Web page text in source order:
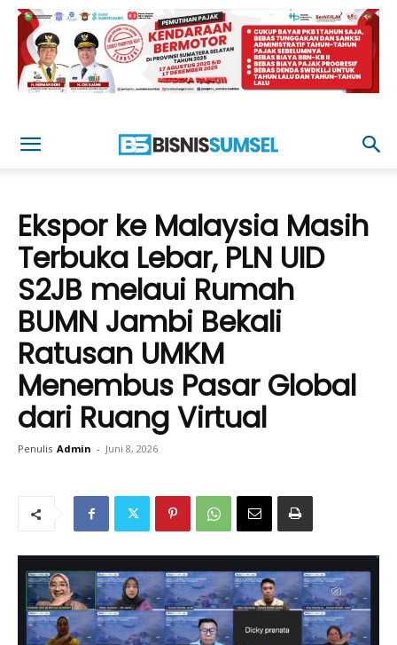
Ekspor ke Malaysia Masih
Terbuka Lebar, PLN UID
S2JB melaui Rumah
BUMN Jambi Bekali
Ratusan UMKM
Menembus Pasar Global
dari Ruang Virtual
Penulis Admin - Juni 8, 2026